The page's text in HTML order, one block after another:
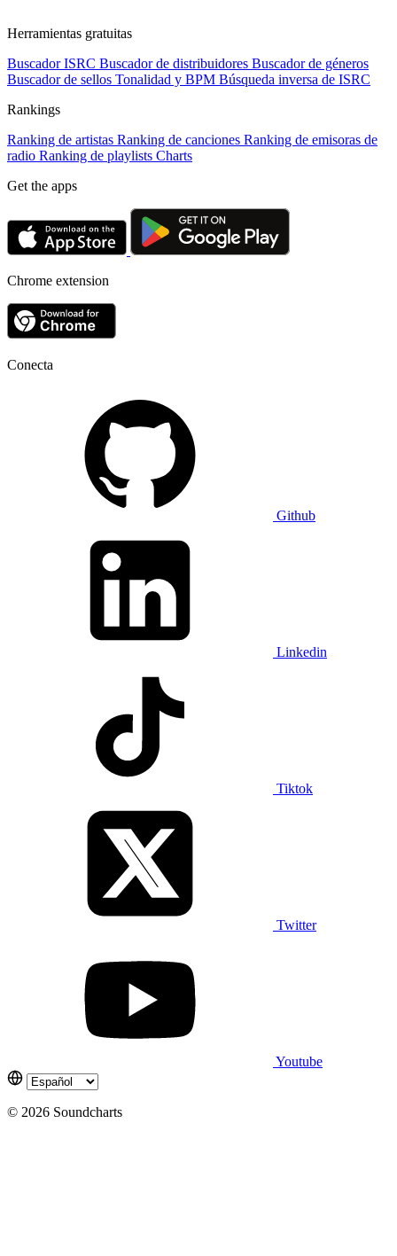
Herramientas gratuitas
Buscador ISRC Buscador de distribuidores Buscador de géneros
Buscador de sellos Tonalidad y BPM Búsqueda inversa de ISRC
Rankings
Ranking de artistas Ranking de canciones Ranking de emisoras de
radio Ranking de playlists Charts
Get the apps
Chrome extension
Conecta
Github
Linkedin
Tiktok
Twitter
Youtube
© 2026 Soundcharts